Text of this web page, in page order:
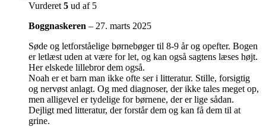
Vurderet5 ud af 5
Boggnaskeren – 27. marts 2025
Søde og letforståelige børnebøger til 8-9 år og opefter. Bogen
er letlæst uden at være for let, og kan også sagtens læses højt.
Her elskede lillebror dem også.
Noah er et barn man ikke ofte ser i litteratur. Stille, forsigtig
og nervøst anlagt. Og med diagnoser, der ikke tales meget op,
men alligevel er tydelige for børnene, der er lige sådan.
Dejligt med litteratur, der forstår dem og kan få dem til at
grine.